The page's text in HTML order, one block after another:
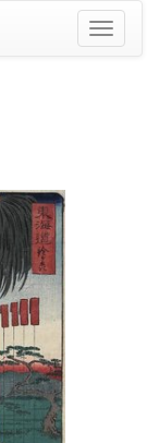
ナ
ビ